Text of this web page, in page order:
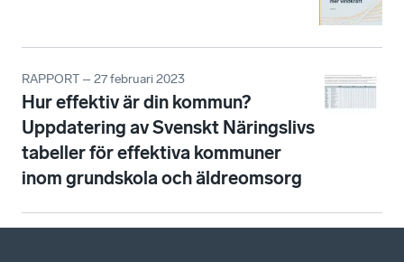
RAPPORT – 27 februari 2023
Hur effektiv är din kommun?
Uppdatering av Svenskt Näringslivs
tabeller för effektiva kommuner
inom grundskola och äldreomsorg